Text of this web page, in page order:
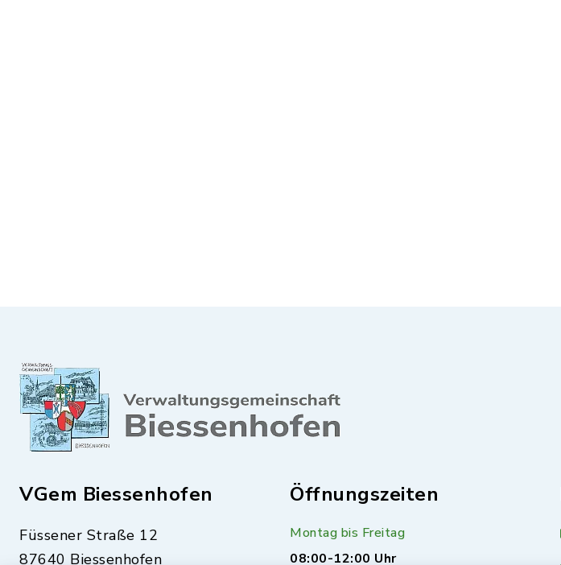
VGem Biessenhofen
Füssener Straße 12
87640 Biessenhofen
Öffnungszeiten
Montag bis Freitag
08:00-12:00 Uhr